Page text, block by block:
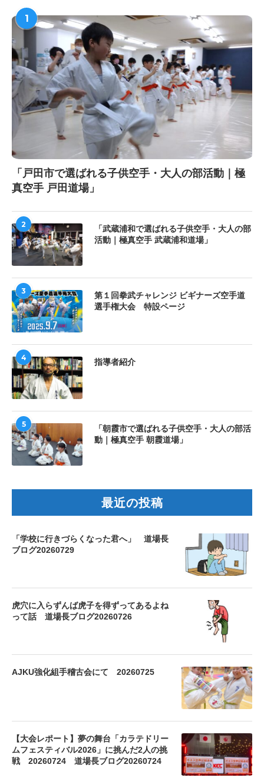
1
「戸田市で選ばれる子供空手・大人の部活動｜極
真空手 戸田道場」
2
「武蔵浦和で選ばれる子供空手・大人の部
活動｜極真空手 武蔵浦和道場」
3
第１回拳武チャレンジ ビギナーズ空手道
選手権大会 特設ページ
4
指導者紹介
5
「朝霞市で選ばれる子供空手・大人の部活
動｜極真空手 朝霞道場」
最近の投稿
「学校に行きづらくなった君へ」 道場長
ブログ20260729
虎穴に入らずんば虎子を得ずってあるよね
って話 道場長ブログ20260726
AJKU強化組手稽古会にて 20260725
【大会レポート】夢の舞台「カラテドリー
ムフェスティバル2026」に挑んだ2人の挑
戦 20260724 道場長ブログ20260724